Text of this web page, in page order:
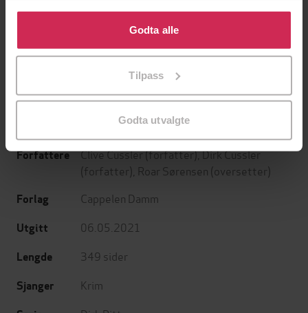
Klikk på «Godta alle» for å gi oss ditt samtykke til å
bruke cookies for alle disse formålene. Du kan også
tilpasse ditt samtykke til spesifikke formål ved å klikke
Godta alle
Tilpass
Godta utvalgte
Minnesota
Utskudd
Forfattere Clive Cussler(forfatter),Dirk Cussler
(forfatter), Roar Sørensen (oversetter)
Forlag Cappelen Damm
Utgitt 06.05.2021
Lengde 349 sider
Sjanger Krim